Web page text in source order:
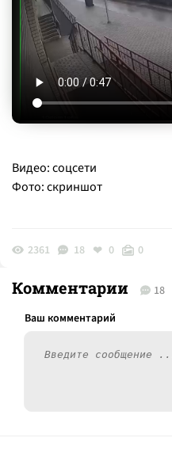
Видео: соцсети
Фото: скриншот
2361 18 0 0
Комментарии 18